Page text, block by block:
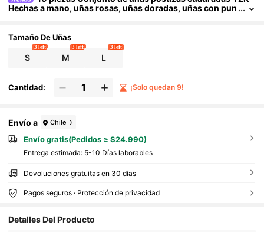
Hechas a mano, uñas rosas, uñas doradas, uñas con pun
3D, diseño de lunares negros y dorados dibujados a mano, u
ñas degradadas rosas dibujadas a mano
Tamaño De Uñas
S
3 left
M
3 left
L
3 left
Cantidad: ¡Solo quedan 9!
Envío a Chile
Envío gratis(Pedidos ≥ $24.990)
Entrega estimada: 5-10 Días laborables
Devoluciones gratuitas en 30 días
Pagos seguros · Protección de privacidad
Detalles Del Producto